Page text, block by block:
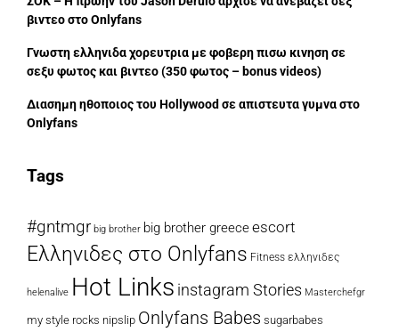
βιντεο στο Onlyfans
Γνωστη ελληνιδα χορευτρια με φοβερη πισω κινηση σε
σεξυ φωτος και βιντεο (350 φωτος – bonus videos)
Διασημη ηθοποιος του Hollywood σε απιστευτα γυμνα στο
Onlyfans
Tags
#gntmgr big brother big brother greeceescort
Eλληνιδες στο Onlyfans Fitness ελληνιδες
helenalive Hot Links instagram Stories Masterchefgr
my style rocks nipslip Onlyfans Babes sugarbabes